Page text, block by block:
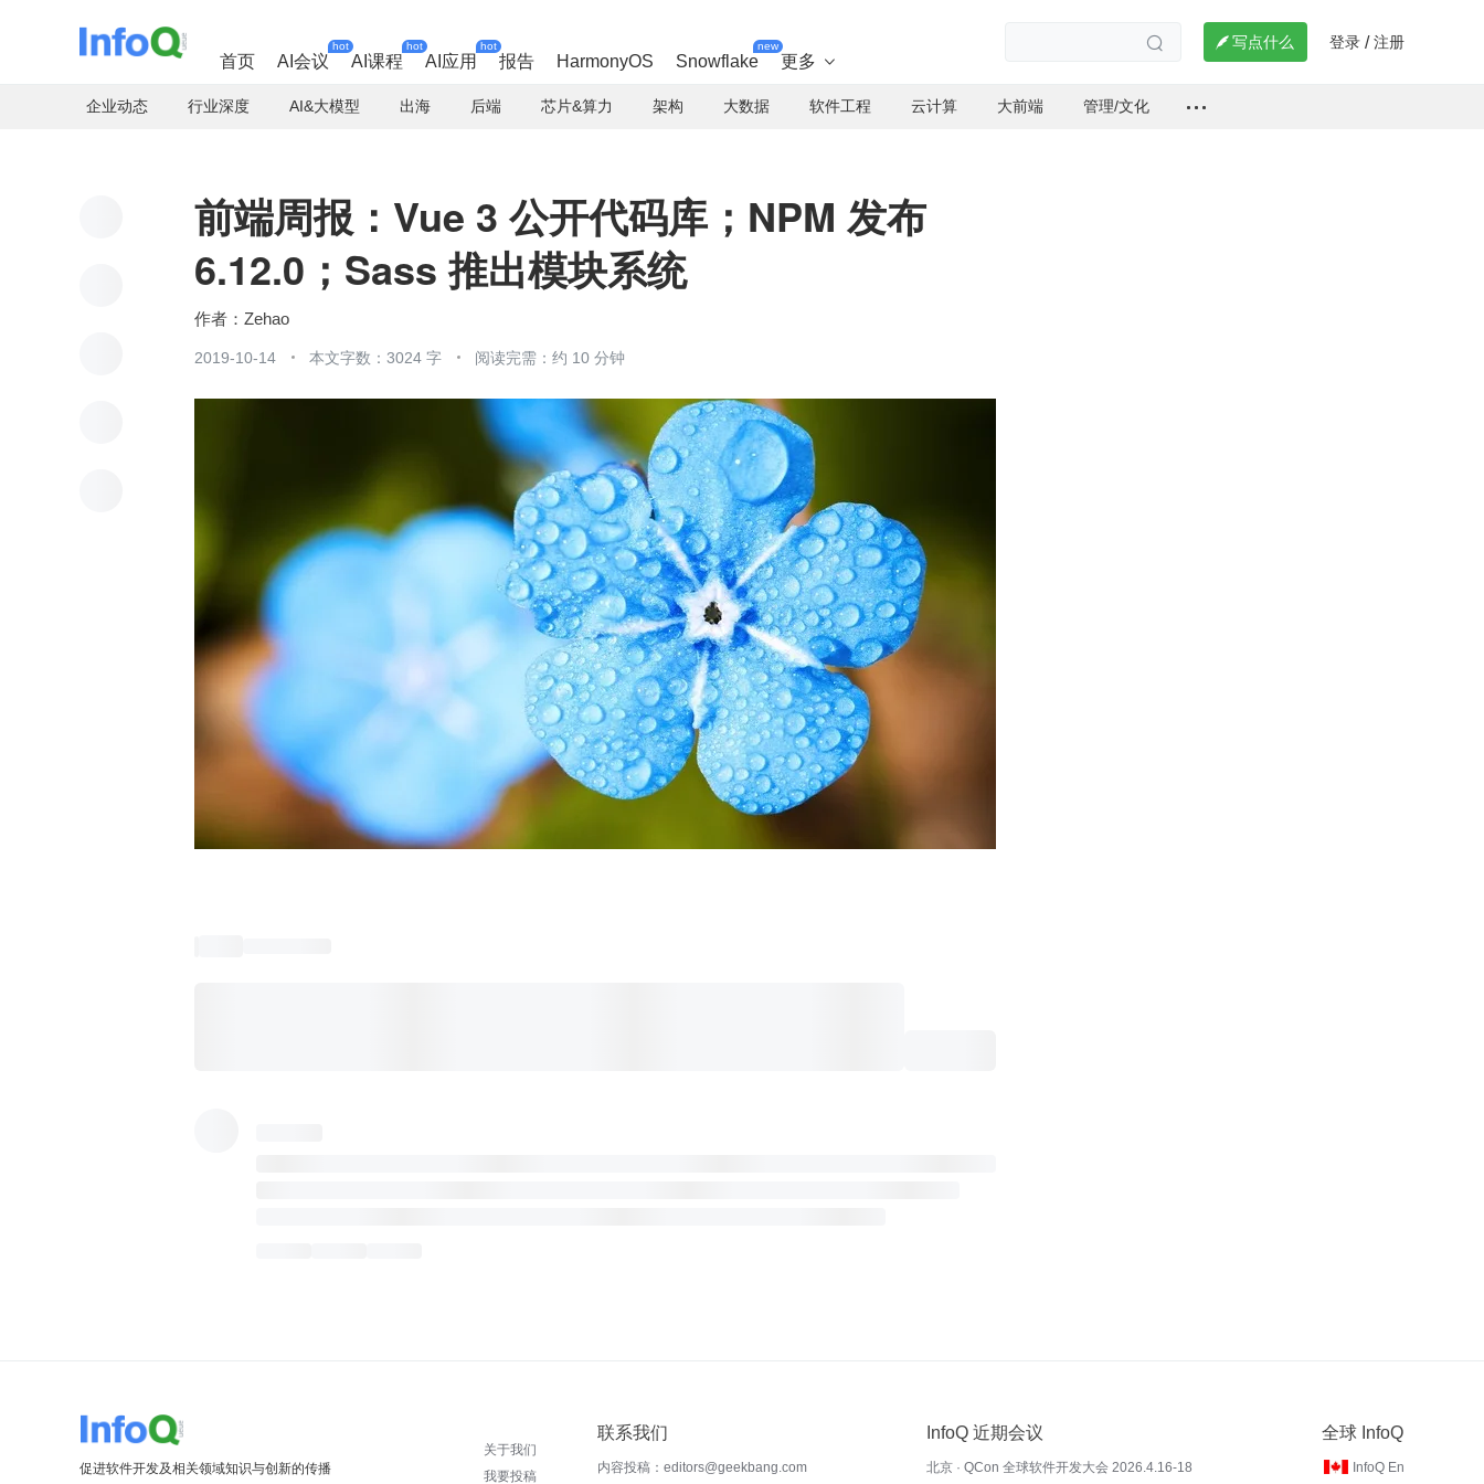
首页 AI会议
hot
AI课程
hot
AI应用
hot
报告 HarmonyOS Snowflake
new
更多 
  写点什么 登录 / 注册
企业动态 行业深度 AI&大模型 出海 后端 芯片&算力 架构 大数据 软件工程 云计算 大前端 管理/文化
前端周报：Vue 3 公开代码库；NPM 发布
6.12.0；Sass 推出模块系统
Zehao
2019-10-14 本文字数：3024 字 阅读完需：约 10 分钟
促进软件开发及相关领域知识与创新的传播
关于我们
我要投稿
联系我们
内容投稿：editors@geekbang.com
InfoQ 近期会议
北京 · QCon 全球软件开发大会 2026.4.16-18
全球 InfoQ
InfoQ En